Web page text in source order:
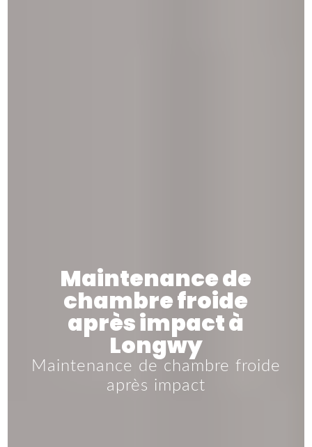
Maintenance de
chambre froide
après impact à
Longwy
Maintenance de chambre froide
après impact